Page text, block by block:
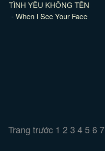
TÌNH YÊU KHÔNG TÊN
- When I See Your Face
Trang trước 1 2 3 4 5 6 7